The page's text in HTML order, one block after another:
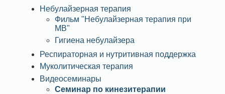
Небулайзерная терапия
Фильм "Небулайзерная терапия при
МВ"
Гигиена небулайзера
Респираторная и нутритивная поддержка
Муколитическая терапия
Видеосеминары
Семинар по кинезитерапии